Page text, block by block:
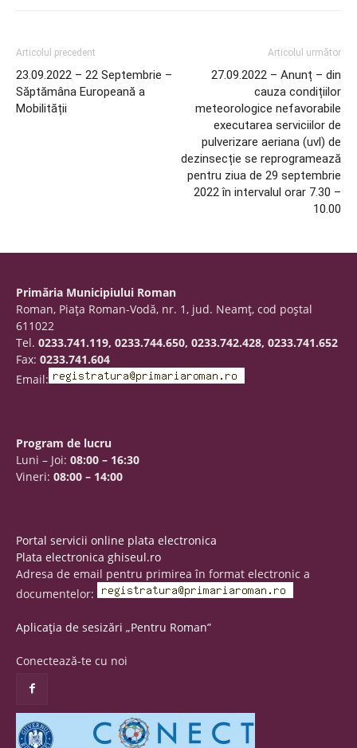
Articolul precedent
23.09.2022 – 22 Septembrie –
Săptămâna Europeană a
Mobilității
Articolul următor
27.09.2022 – Anunț – din
cauza condițiilor
meteorologice nefavorabile
executarea serviciilor de
pulverizare aeriana (uvl) de
dezinsecție se reprogramează
pentru ziua de 29 septembrie
2022 în intervalul orar 7.30 –
10.00
Primăria Municipiului Roman
Roman, Piaţa Roman-Vodă, nr. 1, jud. Neamţ, cod poştal
611022
Tel. 0233.741.119, 0233.744.650, 0233.742.428, 0233.741.652
Fax: 0233.741.604
Email:
Program de lucru
Luni – Joi: 08:00 – 16:30
Vineri: 08:00 – 14:00
Portal servicii online plata electronica
Plata electronica ghiseul.ro
Adresa de email pentru primirea în format electronic a
documentelor:
Aplicația de sesizări „Pentru Roman”
Conectează-te cu noi